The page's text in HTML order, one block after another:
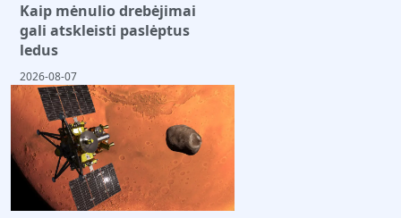
Kaip mėnulio drebėjimai
gali atskleisti paslėptus
ledus
2026-08-07